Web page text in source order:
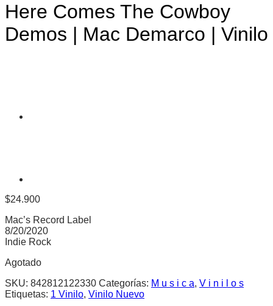
Here Comes The Cowboy
Demos | Mac Demarco | Vinilo
$24.900
Mac’s Record Label
8/20/2020
Indie Rock
Agotado
SKU: 842812122330 Categorías: M u s i c a, V i n i l o s
Etiquetas: 1 Vinilo, Vinilo Nuevo